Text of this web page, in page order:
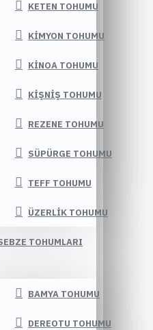
KETEN TOHUMU
KIMYON TOHUMU
KINOA TOHUMU
KIŞNIŞ TOHUMU
REZENE TOHUMU
SÜPÜRGE TOHUMU
TEFF TOHUMU
ÜZERLIK TOHUMU
TOHUMLARI
BAMYA TOHUMU
DEREOTU TOHUMU